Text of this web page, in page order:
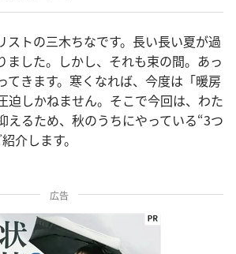
ストの三木ちなです。長い長い夏が過
ました。しかし、それも束の間。あっ
てきます。寒くなれば、今度は「暖房
迫しかねません。そこで今回は、わた
えるため、秋のうちにやっている“3つ
介します。
広告